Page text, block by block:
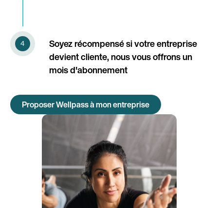
Soyez récompensé si votre entreprise
devient cliente, nous vous offrons un
mois d'abonnement
Proposer Wellpass à mon entreprise